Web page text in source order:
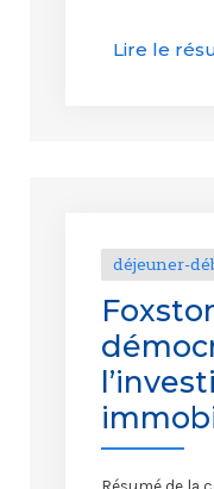
Lire le
déjeuner-